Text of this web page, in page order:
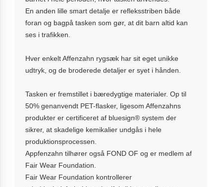
En anden lille smart detalje er refleksstriben både
foran og bagpå tasken som gør, at dit barn altid kan
ses i trafikken.
Hver enkelt Affenzahn rygsæk har sit eget unikke
udtryk, og de broderede detaljer er syet i hånden.
Tasken er fremstillet i bæredygtige materialer. Op til
50% genanvendt PET-flasker, ligesom Affenzahns
produkter er certificeret af bluesign® system der
sikrer, at skadelige kemikalier undgås i hele
produktionsprocessen.
Appfenzahn tilhører også FOND OF og er medlem af
Fair Wear Foundation.
Fair Wear Foundation kontrollerer